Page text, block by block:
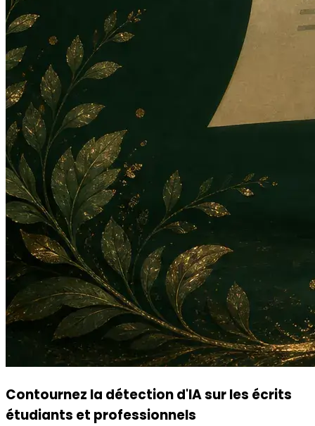
Contournez la détection d'IA sur les écrits
étudiants et professionnels